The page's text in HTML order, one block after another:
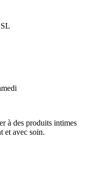
à des produits intimes
et avec soin.